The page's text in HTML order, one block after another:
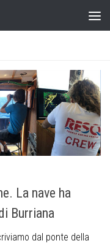
La nave ha
Burriana
dal ponte della